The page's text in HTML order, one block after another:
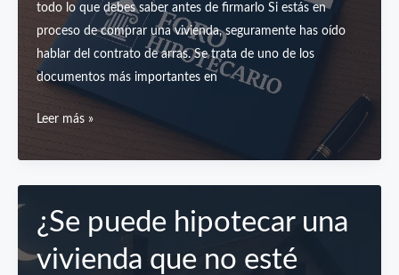
al
mercado:
consejos
para
adelantarte
a
todo lo que debes saber antes de firmarlo Si estás en
proceso de comprar una vivienda, seguramente has oído
hablar del contrato de arras. Se trata de uno de los
documentos más importantes en
Contrato
Leer más »
¿Se puede hipotecar una
vivienda que no esté